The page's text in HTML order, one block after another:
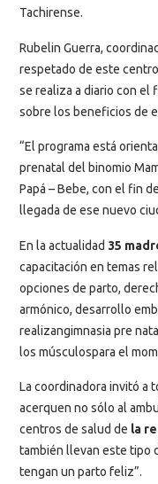
Tachirense.
Rubelin Guerra,
respetado de este
se realiza a diario con el
sobre los beneficios de
“El programa está
prenatal del binomio
Papá – Bebe, con el fin de
llegada de ese nuevo
En la actualidad 35
capacitación en temas
opciones de parto,
armónico, desarrollo
realizangimnasia pre
los músculospara el
La coordinadora invitó a
acerquen no sólo al
centros de salud de la
también llevan este tipo
tengan un parto feliz”.